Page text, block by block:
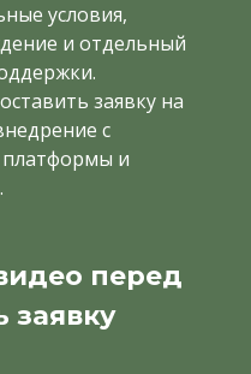
перед
заявку
условия,
и отдельный
заявку на
с
и